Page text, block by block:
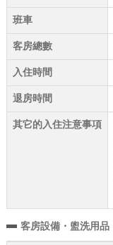
班車
客房總數
入住時間
退房時間
其它的入住注意事項
客房設備・盥洗用品